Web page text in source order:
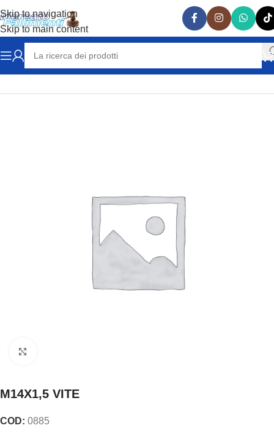
Skip to navigation
Skip to main content
Home RICAMBI AUTO LAMBORGHINI
M14X1,5 VITE
COD: 0885